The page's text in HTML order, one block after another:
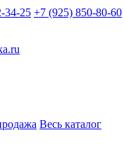
34-25 +7 (925) 850-80-60
Весь каталог